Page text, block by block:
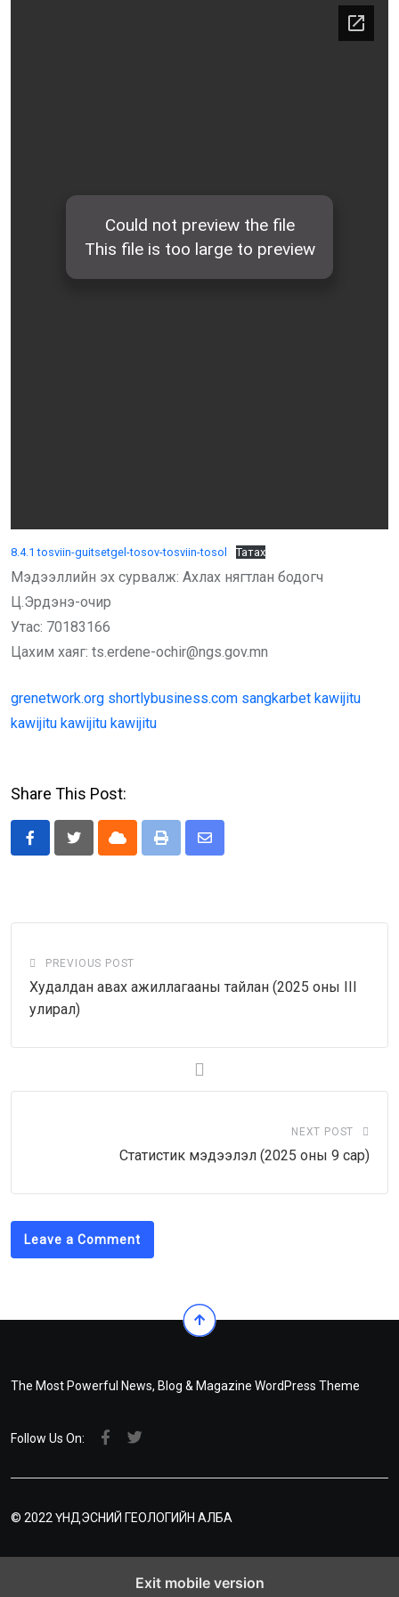
8.4.1 tosviin-guitsetgel-tosov-tosviin-tosol Татах
Мэдээллийн эх сурвалж: Ахлах нягтлан бодогч
Ц.Эрдэнэ-очир
Утас: 70183166
Цахим хаяг: ts.erdene-ochir@ngs.gov.mn
grenetwork.org shortlybusiness.com sangkarbet kawijitu
kawijitu kawijitu kawijitu
Share This Post:
Cloud Print
Share
PREVIOUS POST
Худалдан авах ажиллагааны тайлан (2025 оны III
улирал)
NEXT POST
Статистик мэдээлэл (2025 оны 9 сар)
Leave a Comment
The Most Powerful News, Blog & Magazine WordPress Theme
Follow Us On:
© 2022 ҮНДЭСНИЙ ГЕОЛОГИЙН АЛБА
Exit mobile version